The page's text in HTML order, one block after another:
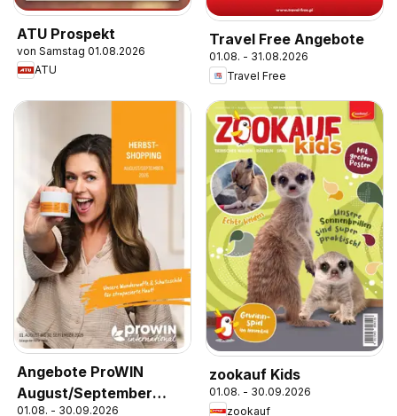
ATU Prospekt
von Samstag 01.08.2026
ATU
Travel Free Angebote
01.08. - 31.08.2026
Travel Free
Angebote ProWIN
August/September
01.08. - 30.09.2026
zookauf Kids
01.08. - 30.09.2026
zookauf